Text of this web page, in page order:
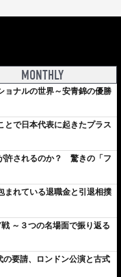
MONTHLY
ョナルの世界～安青錦の優勝
とで日本代表に起きたプラス
許されるのか？ 驚きの「フ
まれている退職金と引退相撲
～３つの名場面で振り返る
要請、ロンドン公演と古式